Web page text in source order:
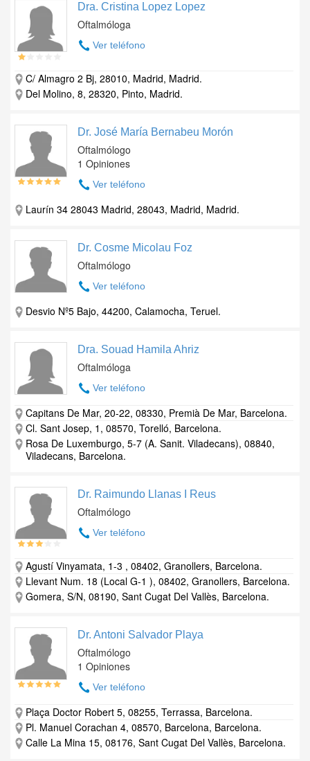
Dra. Cristina Lopez Lopez
Oftalmóloga
Ver teléfono
C/ Almagro 2 Bj, 28010, Madrid, Madrid.
Del Molino, 8, 28320, Pinto, Madrid.
Dr. José María Bernabeu Morón
Oftalmólogo
1 Opiniones
Ver teléfono
Laurín 34 28043 Madrid, 28043, Madrid, Madrid.
Dr. Cosme Micolau Foz
Oftalmólogo
Ver teléfono
Desvio Nº5 Bajo, 44200, Calamocha, Teruel.
Dra. Souad Hamila Ahriz
Oftalmóloga
Ver teléfono
Capitans De Mar, 20-22, 08330, Premià De Mar, Barcelona.
Cl. Sant Josep, 1, 08570, Torelló, Barcelona.
Rosa De Luxemburgo, 5-7 (A. Sanit. Viladecans), 08840,
Viladecans, Barcelona.
Dr. Raimundo Llanas I Reus
Oftalmólogo
Ver teléfono
Agustí Vinyamata, 1-3 , 08402, Granollers, Barcelona.
Llevant Num. 18 (Local G-1 ), 08402, Granollers, Barcelona.
Gomera, S/N, 08190, Sant Cugat Del Vallès, Barcelona.
Dr. Antoni Salvador Playa
Oftalmólogo
1 Opiniones
Ver teléfono
Plaça Doctor Robert 5, 08255, Terrassa, Barcelona.
Pl. Manuel Corachan 4, 08570, Barcelona, Barcelona.
Calle La Mina 15, 08176, Sant Cugat Del Vallès, Barcelona.